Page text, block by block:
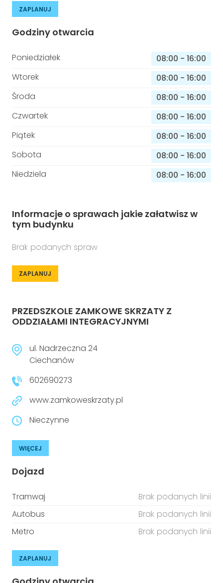
ZAPLANUJ
Godziny otwarcia
Poniedziałek 08:00 - 16:00
Wtorek
08:00 - 16:00
Środa
08:00 - 16:00
Czwartek
08:00 - 16:00
Piątek
08:00 - 16:00
Sobota
08:00 - 16:00
Niedziela
08:00 - 16:00
Informacje o sprawach jakie załatwisz w
tym budynku
Brak podanych spraw
ZAPLANUJ
PRZEDSZKOLE ZAMKOWE SKRZATY Z
ODDZIAŁAMI INTEGRACYJNYMI
ul. Nadrzeczna 24
Ciechanów
602690273
www.zamkoweskrzaty.pl
Nieczynne
WIĘCEJ
Dojazd
Tramwaj
Brak podanych linii
Autobus
Brak podanych linii
Metro
Brak podanych linii
ZAPLANUJ